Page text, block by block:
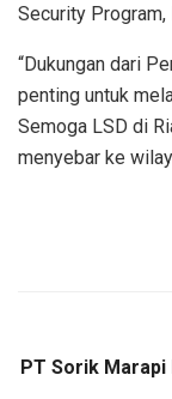
Security Program,
“Dukungan dari
penting untuk
Semoga LSD di
menyebar ke
PT Sorik